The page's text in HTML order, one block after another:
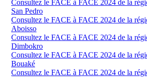
Consultez le FACE à FACE 2024 de la
San Pedro
Consultez le FACE à FACE 2024 de la
Aboisso
Consultez le FACE à FACE 2024 de la
Dimbokro
Consultez le FACE à FACE 2024 de la
Bouaké
Consultez le FACE à FACE 2024 de la